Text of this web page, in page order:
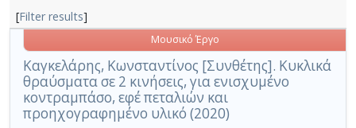
[Filter results]
Καγκελάρης, Κωνσταντίνος [Συνθέτης]. Κυκλικά
θραύσματα σε 2 κινήσεις, για ενισχυμένο
κοντραμπάσο, εφέ πεταλιών και
προηχογραφημένο υλικό (2020)
Μουσικό Έργο